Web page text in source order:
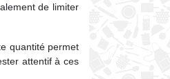
de limiter
quantité permet
attentif à ces